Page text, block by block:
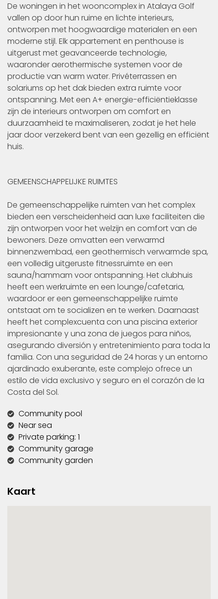
De woningen in het wooncomplex in Atalaya Golf
vallen op door hun ruime en lichte interieurs,
ontworpen met hoogwaardige materialen en een
moderne stijl. Elk appartement en penthouse is
uitgerust met geavanceerde technologie,
waaronder aerothermische systemen voor de
productie van warm water. Privéterrassen en
solariums op het dak bieden extra ruimte voor
ontspanning. Met een A+ energie-efficiëntieklasse
zijn de interieurs ontworpen om comfort en
duurzaamheid te maximaliseren, zodat je het hele
jaar door verzekerd bent van een gezellig en efficiënt
huis.
GEMEENSCHAPPELIJKE RUIMTES
De gemeenschappelijke ruimten van het complex
bieden een verscheidenheid aan luxe faciliteiten die
zijn ontworpen voor het welzijn en comfort van de
bewoners. Deze omvatten een verwarmd
binnenzwembad, een geothermisch verwarmde spa,
een volledig uitgeruste fitnessruimte en een
sauna/hammam voor ontspanning. Het clubhuis
heeft een werkruimte en een lounge/cafetaria,
waardoor er een gemeenschappelijke ruimte
ontstaat om te socializen en te werken. Daarnaast
heeft het complexcuenta con una piscina exterior
impresionante y una zona de juegos para niños,
asegurando diversión y entretenimiento para toda la
familia. Con una seguridad de 24 horas y un entorno
ajardinado exuberante, este complejo ofrece un
estilo de vida exclusivo y seguro en el corazón de la
Costa del Sol.
Community pool
Near sea
Private parking: 1
Community garage
Community garden
Kaart